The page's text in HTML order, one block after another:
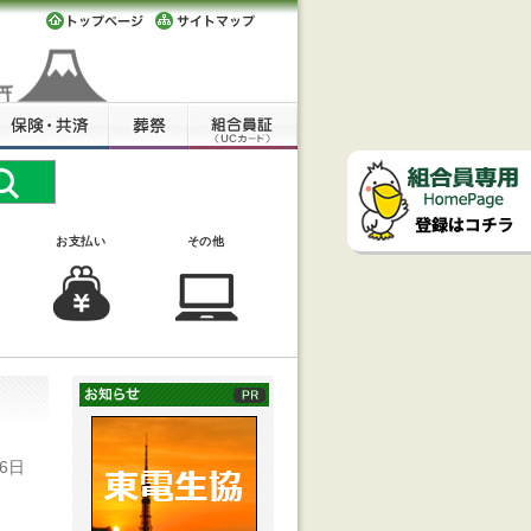
お支払い その他
日